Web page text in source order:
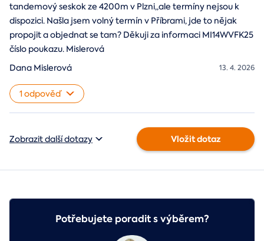
tandemový seskok ze 4200m v Plzni,,ale termíny nejsou k
dispozici. Našla jsem volný termín v Příbrami, jde to nějak
propojit a objednat se tam? Děkuji za informaci MI14WVFK25
číslo poukazu. Mislerová
13. 4. 2026
Dana Mislerová
1 odpověď
Zobrazit další dotazy Vložit dotaz
Potřebujete poradit s výběrem?